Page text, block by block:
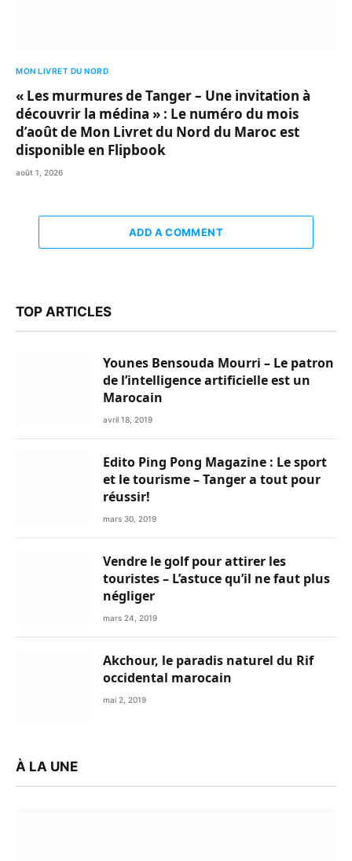
MON LIVRET DU NORD
« Les murmures de Tanger – Une invitation à
découvrir la médina » : Le numéro du mois
d’août de Mon Livret du Nord du Maroc est
disponible en Flipbook
août 1, 2026
ADD A COMMENT
TOP ARTICLES
Younes Bensouda Mourri – Le patron
de l’intelligence artificielle est un
Marocain
avril 18, 2019
Edito Ping Pong Magazine : Le sport
et le tourisme – Tanger a tout pour
réussir!
mars 30, 2019
Vendre le golf pour attirer les
touristes – L’astuce qu’il ne faut plus
négliger
mars 24, 2019
Akchour, le paradis naturel du Rif
occidental marocain
mai 2, 2019
À LA UNE